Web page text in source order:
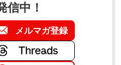
信中！
メルマガ登録